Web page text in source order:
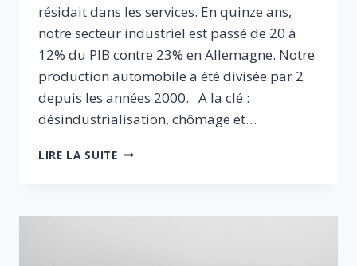
résidait dans les services. En quinze ans,
notre secteur industriel est passé de 20 à
12% du PIB contre 23% en Allemagne. Notre
production automobile a été divisée par 2
depuis les années 2000. A la clé :
désindustrialisation, chômage et…
LIRE LA SUITELE
L’INDUSTRIE